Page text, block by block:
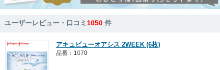
ユーザーレビュー・口コミ1050 件
アキュビューオアシス 2WEEK (6枚)
品番：1070